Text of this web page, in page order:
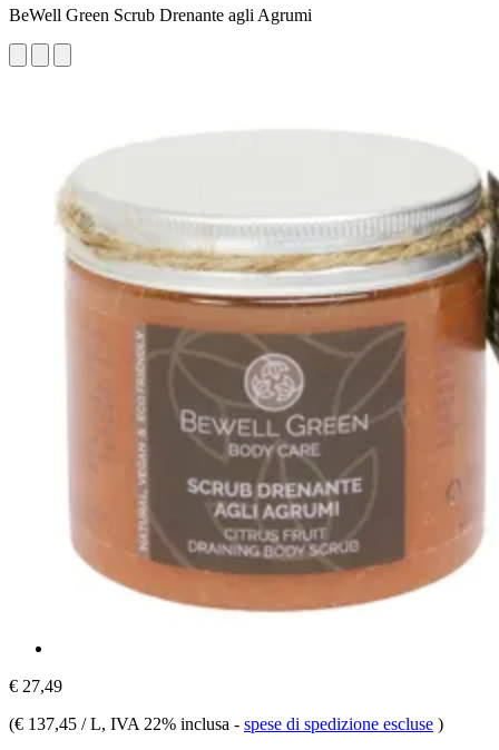
BeWell Green Scrub Drenante agli Agrumi
€ 27,49
(€ 137,45 / L, IVA 22% inclusa - spese di spedizione escluse )